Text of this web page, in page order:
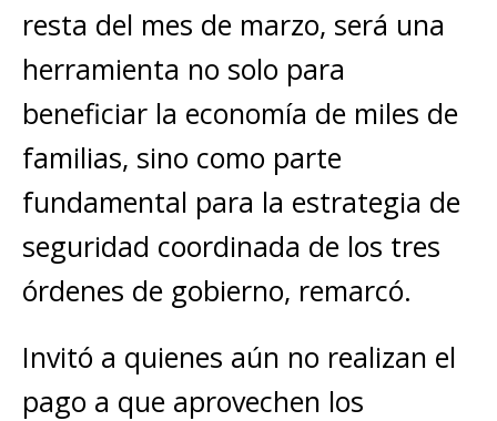
resta del mes de marzo, será una
herramienta no solo para
beneficiar la economía de miles de
familias, sino como parte
fundamental para la estrategia de
seguridad coordinada de los tres
órdenes de gobierno, remarcó.
Invitó a quienes aún no realizan el
pago a que aprovechen los